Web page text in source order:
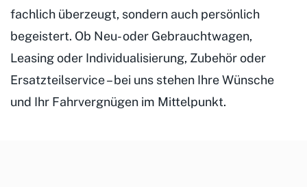
fachlich überzeugt, sondern auch persönlich
begeistert. Ob Neu- oder Gebrauchtwagen,
Leasing oder Individualisierung, Zubehör oder
Ersatzteilservice – bei uns stehen Ihre Wünsche
und Ihr Fahrvergnügen im Mittelpunkt.